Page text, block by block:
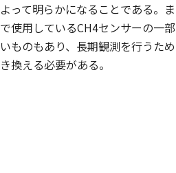
って明らかになることである。ま
使用しているCH4センサーの一部
ものもあり、長期観測を行うため
換える必要がある。